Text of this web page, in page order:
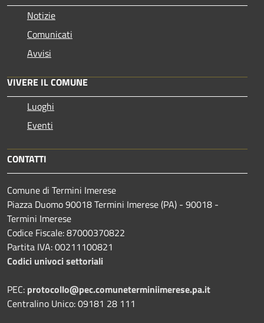
Notizie
Comunicati
Avvisi
VIVERE IL COMUNE
Luoghi
Eventi
CONTATTI
Comune di Termini Imerese
Piazza Duomo 90018 Termini Imerese (PA) - 90018 -
Termini Imerese
Codice Fiscale: 87000370822
Partita IVA: 00211100821
Codici univoci settoriali
PEC: protocollo@pec.comuneterminiimerese.pa.it
Centralino Unico: 09181 28 111